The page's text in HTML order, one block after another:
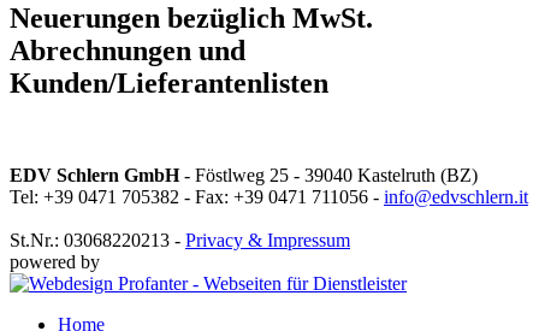
Neuerungen bezüglich MwSt.
Abrechnungen und
Kunden/Lieferantenlisten
EDV Schlern GmbH- Föstlweg 25 - 39040 Kastelruth (BZ)
Tel: +39 0471 705382 - Fax: +39 0471 711056 - info@edvschlern.it
St.Nr.: 03068220213 - Privacy & Impressum
powered by
Home